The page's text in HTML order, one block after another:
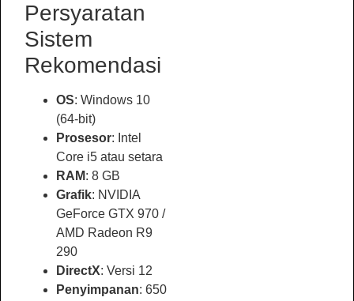
Persyaratan
Sistem
Rekomendasi
OS: Windows 10
(64-bit)
Prosesor: Intel
Core i5 atau setara
RAM: 8 GB
Grafik: NVIDIA
GeForce GTX 970 /
AMD Radeon R9
290
DirectX: Versi 12
Penyimpanan: 650